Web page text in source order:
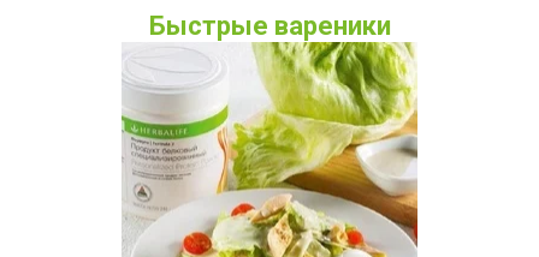
Быстрые вареники